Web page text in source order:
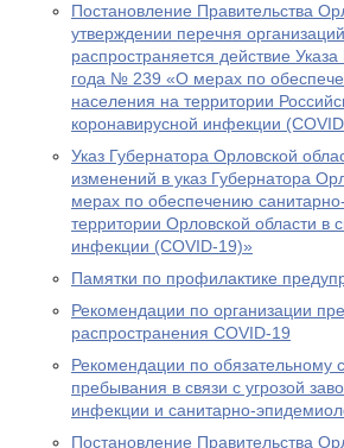
Постановление Правительства
утверждении перечня
распространяется действие
года № 239 «О мерах по
населения на территории
коронавирусной инфекции
Указ Губернатора Орловской
изменений в указ Губернатора
мерах по обеспечению
территории Орловской области в
инфекции (COVID-19)»
Памятки по профилактике
Рекомендации по организации
распространения COVID-19
Рекомендации по обязательному
пребывания в связи с угрозой
инфекции и санитарно-
Постановление Правительства